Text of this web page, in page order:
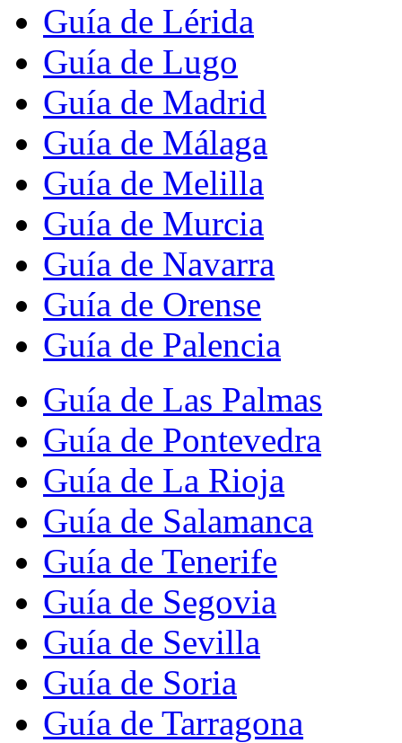
Guía de Lérida
Guía de Lugo
Guía de Madrid
Guía de Málaga
Guía de Melilla
Guía de Murcia
Guía de Navarra
Guía de Orense
Guía de Palencia
Guía de Las Palmas
Guía de Pontevedra
Guía de La Rioja
Guía de Salamanca
Guía de Tenerife
Guía de Segovia
Guía de Sevilla
Guía de Soria
Guía de Tarragona